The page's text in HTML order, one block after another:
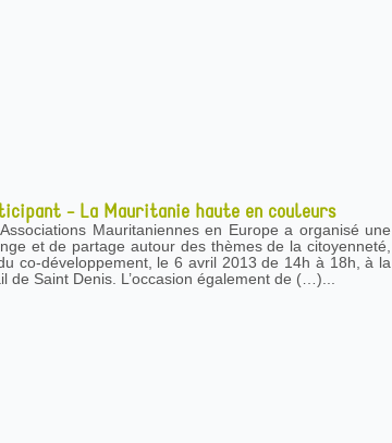
- La Mauritanie haute en couleurs
Mauritaniennes en Europe a organisé une
et de partage autour des thèmes de la citoyenneté,
co-développement, le 6 avril 2013 de 14h à 18h, à la
de Saint Denis. L’occasion également de (…)...